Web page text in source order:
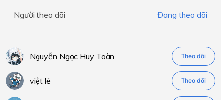
Người theo dõi Đang theo dõi
Nguyễn Ngọc Huy Toàn Theo dõi
việt lê Theo dõi